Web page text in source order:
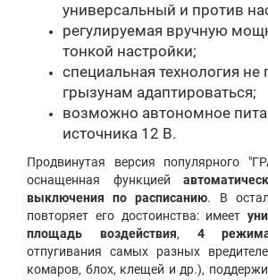
универсальный и против
регулируемая вручную
тонкой настройки;
специальная технология не
грызунам адаптироваться;
возможно автономное
источника 12 В.
Продвинутая версия популярного
оснащенная функцией
выключения по расписанию. В
повторяет его достоинства: имеет
площадь воздействия, 4
отпугивания самых разных
комаров, блох, клещей и др.),